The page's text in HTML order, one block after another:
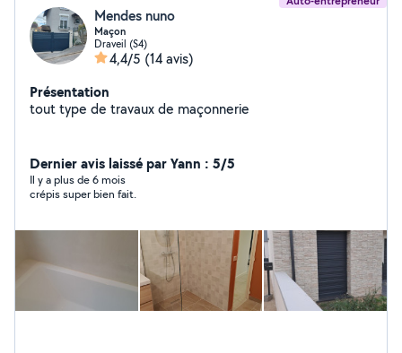
Mendes nuno
Maçon
Draveil (S4)
4,4/5 (14 avis)
Présentation
tout type de travaux de maçonnerie
Dernier avis laissé par Yann : 5/5
Il y a plus de 6 mois
crépis super bien fait.